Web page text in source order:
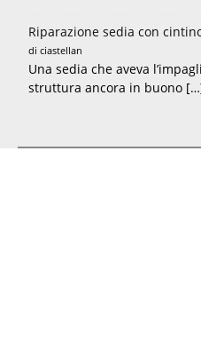
Riparazione sedia con
di ciastellan
Una sedia che aveva
struttura ancora in buono